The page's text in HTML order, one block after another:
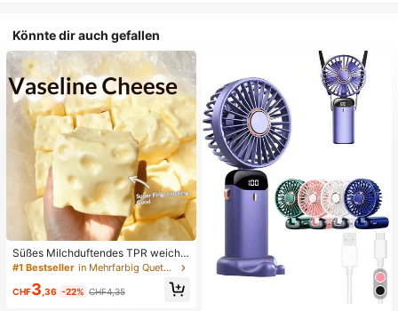
Könnte dir auch gefallen
Süßes Milchduftendes TPR weiche
s quetschbares Dumpling-förmiges
Stressabbau-Spielzeug, 5cm niedli
ches lustiges Quetsch-Stressabbau
#1 Bestseller in Mehrfarbig Quetschspielzeug für Teenager
CHF3 ,36 -22% CHF4,35